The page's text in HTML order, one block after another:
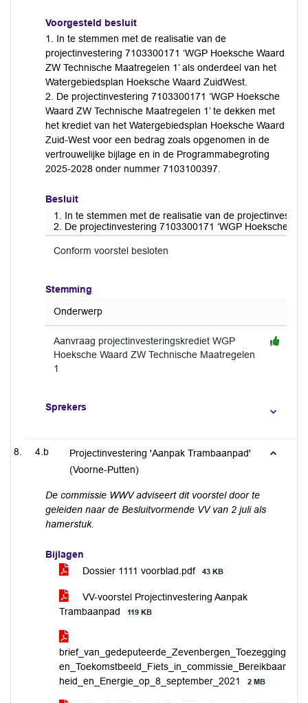
Voorgesteld besluit
1. In te stemmen met de realisatie van de
projectinvestering 7103300171 ‘WGP Hoeksche Waard
ZW Technische Maatregelen 1’ als onderdeel van het
Watergebiedsplan Hoeksche Waard ZuidWest.
2. De projectinvestering 7103300171 ‘WGP Hoeksche
Waard ZW Technische Maatregelen 1’ te dekken met
het krediet van het Watergebiedsplan Hoeksche Waard
Zuid-West voor een bedrag zoals opgenomen in de
vertrouwelijke bijlage en in de Programmabegroting
2025-2028 onder nummer 7103100397.
Besluit
1. In te stemmen met de realisatie van de
2. De projectinvestering 7103300171 ‘WGP Hoeksche
Conform voorstel besloten
Stemming
Onderwerp
Aanvraag projectinvesteringskrediet WGP
Hoeksche Waard ZW Technische Maatregelen
1
Sprekers
4.b
Projectinvestering 'Aanpak Trambaanpad'
(Voorne-Putten)
De commissie WWV adviseert dit voorstel door te
geleiden naar de Besluitvormende VV van 2 juli als
hamerstuk.
Bijlagen
Dossier 1111 voorblad.pdf
43 KB
VV-voorstel Projectinvestering Aanpak
Trambaanpad
119 KB
brief_van_gedeputeerde_Zevenbergen_Toezegging
en_Toekomstbeeld_Fiets_in_commissie_Bereikbaar
heid_en_Energie_op_8_september_2021
2 MB